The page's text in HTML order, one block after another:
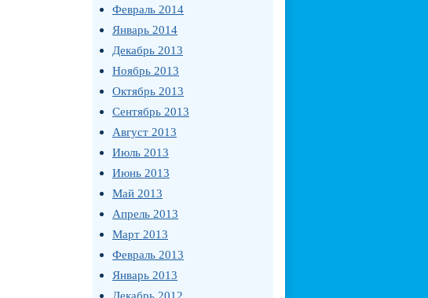
Февраль 2014
Январь 2014
Декабрь 2013
Ноябрь 2013
Октябрь 2013
Сентябрь 2013
Август 2013
Июль 2013
Июнь 2013
Май 2013
Апрель 2013
Март 2013
Февраль 2013
Январь 2013